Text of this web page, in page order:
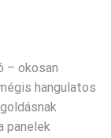
– okosan
hangulatos
panelek